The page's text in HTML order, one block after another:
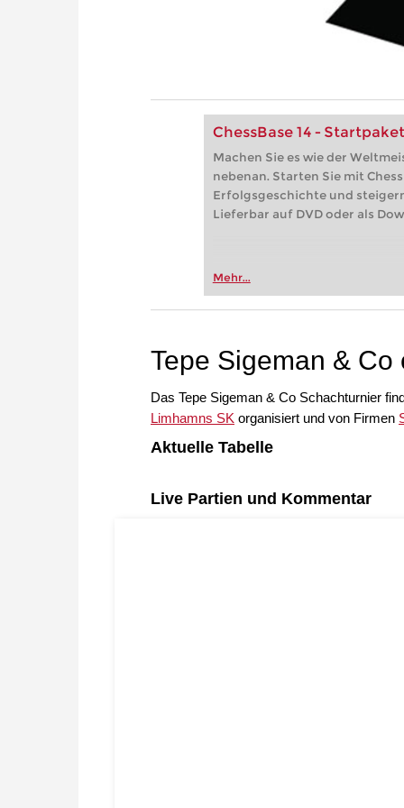
ChessBase 14 - Startpaket
Machen Sie es wie der
nebenan. Starten Sie mit
Erfolgsgeschichte und
Lieferbar auf DVD oder als
Mehr...
Tepe Sigeman &
Das Tepe Sigeman & Co Schachturnier
Limhamns SK organisiert und von Firmen
Aktuelle Tabelle
Live Partien und Kommentar